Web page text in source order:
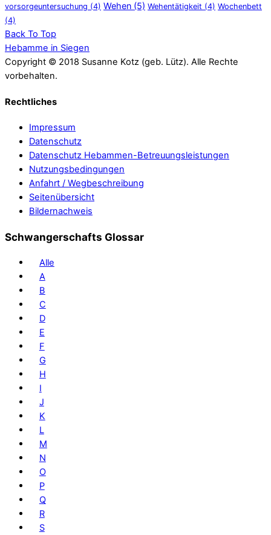
vorsorgeuntersuchung (4) Wehen (5) Wehentätigkeit (4) Wochenbett
(4)
Back To Top
Hebamme in Siegen
Copyright © 2018 Susanne Kotz (geb. Lütz). Alle Rechte
vorbehalten.
Rechtliches
Impressum
Datenschutz
Datenschutz Hebammen-Betreuungsleistungen
Nutzungsbedingungen
Anfahrt / Wegbeschreibung
Seitenübersicht
Bildernachweis
Schwangerschafts Glossar
Alle
A
B
C
D
E
F
G
H
I
J
K
L
M
N
O
P
Q
R
S